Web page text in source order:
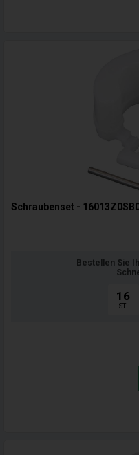
Schraubenset -
Bestellen Sie
16
ST.